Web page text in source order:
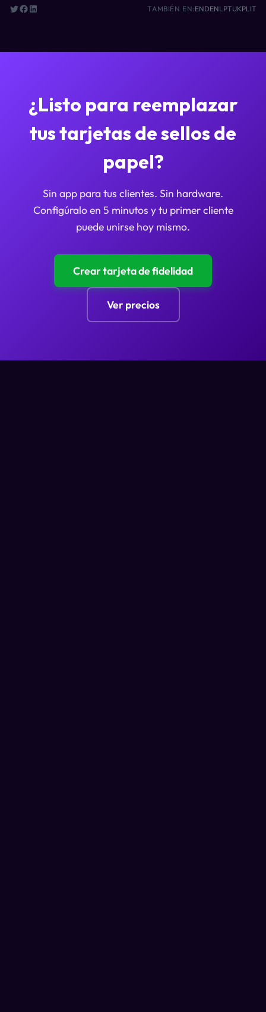
TAMBIÉN EN: ENDENLPTUKPLIT
¿Listo para reemplazar
tus tarjetas de sellos de
papel?
Sin app para tus clientes. Sin hardware.
Configúralo en 5 minutos y tu primer cliente
puede unirse hoy mismo.
Crear tarjeta de fidelidad
Ver precios